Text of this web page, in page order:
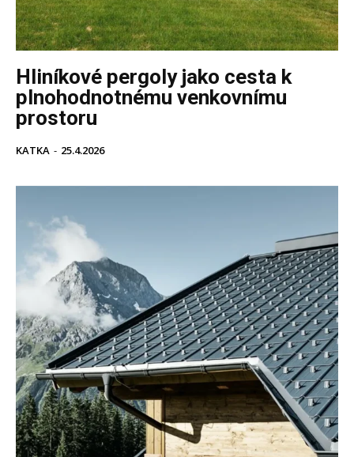
Hliníkové pergoly jako cesta k
plnohodnotnému venkovnímu
prostoru
KATKA - 25.4.2026